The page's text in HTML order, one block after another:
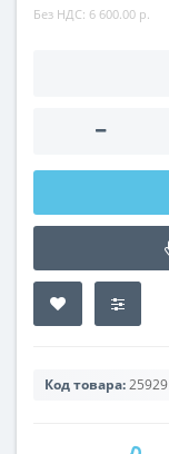
Без НДС: 6 600.00 р.
Код товара:25929